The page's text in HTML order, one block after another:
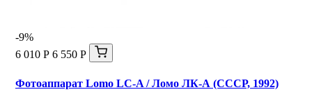
-9%
6 010 Р 6 550 Р
Фотоаппарат Lomo LC-A / Ломо ЛК-А (СССР, 1992)